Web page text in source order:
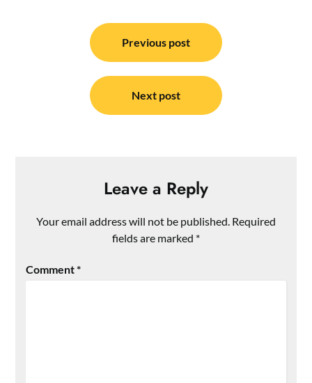
navigation
Previous post
Next post
Leave a Reply
Your email address will not be published. Required
fields are marked *
Comment*